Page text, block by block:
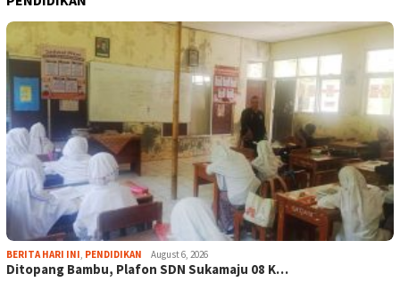
BERITA HARI INI, PENDIDIKAN August 6, 2026
Ditopang Bambu, Plafon SDN Sukamaju 08 K…